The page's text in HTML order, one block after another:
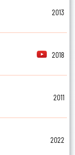
2013
2018
2011
2022